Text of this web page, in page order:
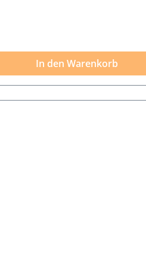
In den Warenkorb